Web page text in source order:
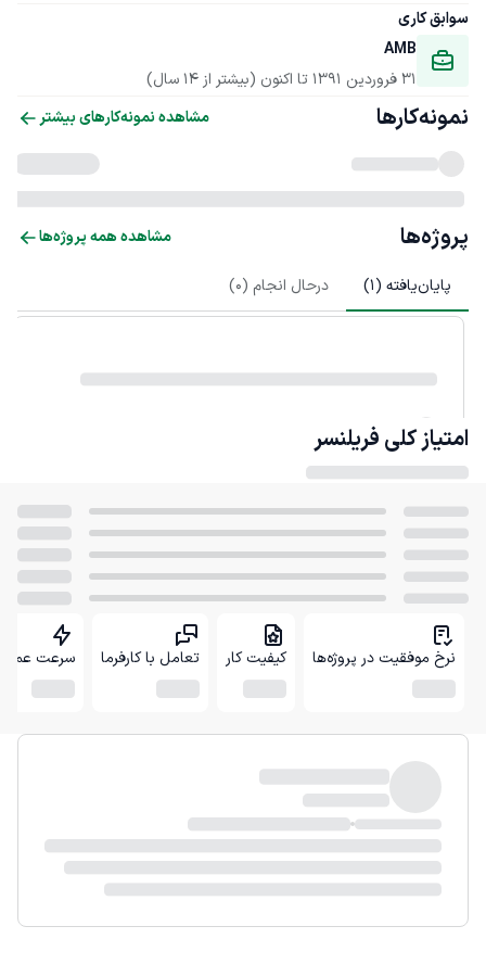
سوابق کاری
AMB
31 فروردین 1391
تا اکنون (بیشتر از 14 سال)
نمونه‌کارها مشاهده نمونه‌کارهای بیشتر
پروژه‌ها مشاهده همه پروژه‌ها
پایان‌یافته (1
) درحال انجام (0
)
امتیاز کلی فریلنسر
نرخ موفقیت در پروژه‌ها کیفیت کار تعامل با کارفرما سرعت عمل